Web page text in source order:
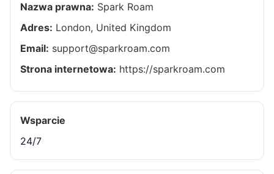
Nazwa prawna: Spark Roam
Adres: London, United Kingdom
Email: support@sparkroam.com
Strona internetowa: https://sparkroam.com
Wsparcie
24/7